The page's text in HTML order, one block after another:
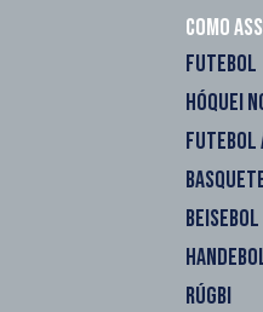
Como
FUTEBOL
HÓQUEI
FUTEBOL
BEISEBOL
RÚGBI